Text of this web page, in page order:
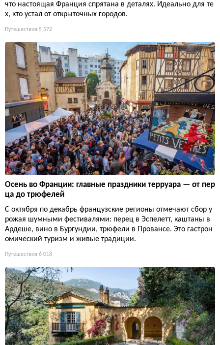
что настоящая Франция спрятана в деталях. Идеально для те
х, кто устал от открыточных городов.
Путешествия 5 572
Осень во Франции: главные праздники терруара — от пер
ца до трюфелей
С октября по декабрь французские регионы отмечают сбор у
рожая шумными фестивалями: перец в Эспелетт, каштаны в
Ардеше, вино в Бургундии, трюфели в Провансе. Это гастрон
омический туризм и живые традиции.
Путешествия 6 018